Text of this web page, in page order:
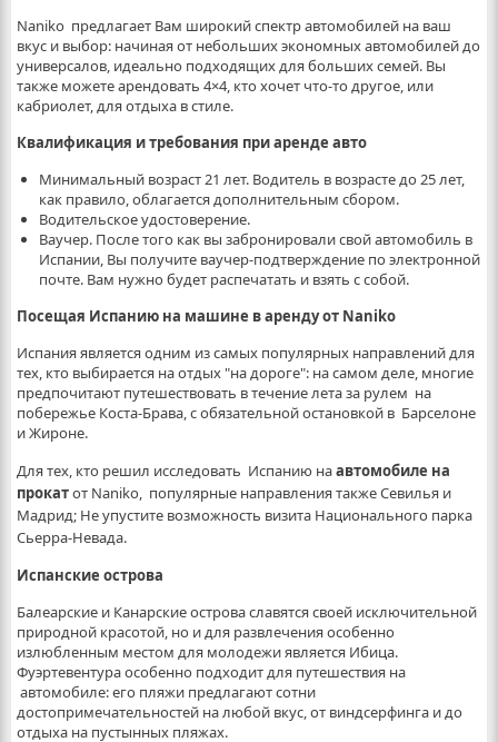
Naniko предлагает Вам широкий спектр автомобилей на ваш
вкус и выбор: начиная от небольших экономных автомобилей до
универсалов, идеально подходящих для больших семей. Вы
также можете арендовать 4×4, кто хочет что-то другое, или
кабриолет, для отдыха в стиле.
Квалификация и требования при аренде авто
Минимальный возраст 21 лет. Водитель в возрасте до 25 лет,
как правило, облагается дополнительным сбором.
Водительское удостоверение.
Ваучер. После того как вы забронировали свой ​​автомобиль в
Испании, Вы получите ваучер-подтверждение по электронной
почте. Вам нужно будет распечатать и взять с собой.
Посещая Испанию на машине в аренду от Naniko
Испания является одним из самых популярных направлений для
тех, кто выбирается на отдых "на дороге": на самом деле, многие
предпочитают путешествовать в течение лета за рулем на
побережье Коста-Брава, с обязательной остановкой в ​​ Барселоне
и Жироне.
Для тех, кто решил исследовать Испанию наавтомобиле на
прокатот Naniko, популярные направления также Севилья и
Мадрид; Не упустите возможность визита Национального парка
Сьерра-Невада.
Испанские острова
Балеарские и Канарские острова славятся своей исключительной
природной красотой, но и для развлечения особенно
излюбленным местом для молодежи является Ибица.
Фуэртевентура особенно подходит для путешествия на
автомобиле: его пляжи предлагают сотни
достопримечательностей на любой вкус, от виндсерфинга и до
отдыха на пустынных пляжах.